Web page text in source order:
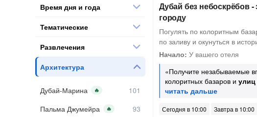
Дубай без небоскрёбов
городу
Погулять по колоритным
по заливу и окунуться в
Начало: У вашего отеля
«Получите незабываемые
колоритных базаров и улиц
Сегодня в 10:00
Завтра в 10:00
Время дня и года
Тематические
Развлечения
Архитектура
Дубай-Марина 🔥
Пальма Джумейра 🔥